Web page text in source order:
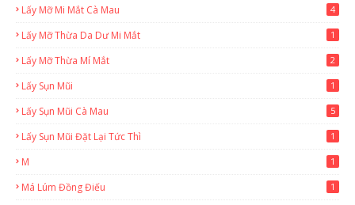
Lấy Mỡ Mi Mắt Cà Mau 4
Lấy Mỡ Thừa Da Dư Mi Mắt 1
Lấy Mỡ Thừa Mí Mắt 2
Lấy Sụn Mũi 1
Lấy Sụn Mũi Cà Mau 5
Lấy Sụn Mũi Đặt Lại Tức Thì 1
M 1
Má Lúm Đồng Điếu 1